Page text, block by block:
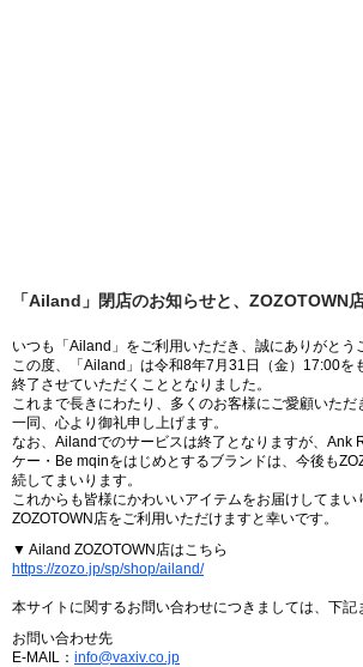
「Ailand」閉店のお知らせと、ZOZOTOWN
いつも「Ailand」をご利用いただき、誠にありがとう
この度、「Ailand」は令和8年7月31日（金）17:00を
終了させていただくこととなりました。
これまで長きにわたり、多くのお客様にご愛顧いただ
一同、心より御礼申し上げます。
なお、Ailandでのサービスは終了となりますが、Ank
ケー・Be mqinをはじめとするブランドは、今後も
続してまいります。
これからも皆様にかわいいアイテムをお届けしてまい
ZOZOTOWN店をご利用いただけますと幸いです。
▼ Ailand ZOZOTOWN店はこちら
https://zozo.jp/sp/shop/ailand/
本サイトに関するお問い合わせにつきましては、下記
お問い合わせ先
E-MAIL： info@vaxiv.co.jp